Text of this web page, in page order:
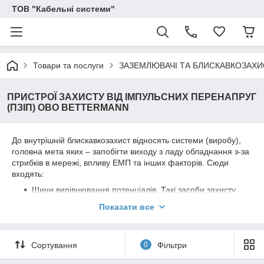
ТОВ "Кабельні системи"
Товари та послуги ЗАЗЕМЛЮВАЧІ ТА
ПРИСТРОЇ ЗАХИСТУ ВІД ІМПУЛЬСНИХ ПЕРЕНАПРУГ
(ПЗІП) OBO BETTERMANN
До внутрішній блискавкозахист відносять системи (виробу),
головна мета яких – запобігти виходу з ладу обладнання з-за
стрибків в мережі, впливу ЕМП та інших факторів. Сюди
входять:
Шини вирівнювання потенціалів. Такі засоби захисту
конструкції будівлі (споруди) і компенсують різницю
ПЗІП (пристрій захисту від імпульсних перенапруг).
Вони, як зрозуміло з назви, нейтралізують імпульси
Показати все
Сортування 0 Фільтри